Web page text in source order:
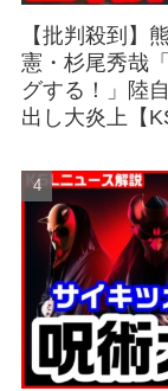
【批判殺到】
憲・杉尾秀哉
グする！」陸
出し大炎上【